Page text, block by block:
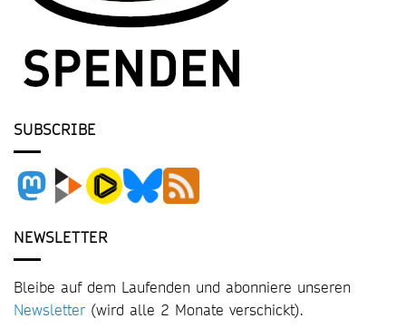
SUBSCRIBE
NEWSLETTER
Bleibe auf dem Laufenden und abonniere unseren
Newsletter (wird alle 2 Monate verschickt).